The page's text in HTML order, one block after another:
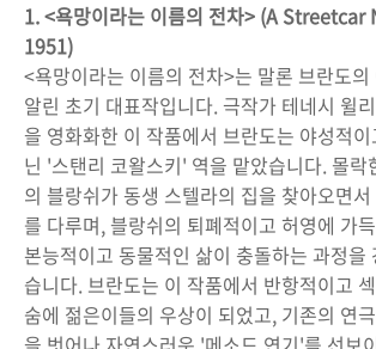
1. <욕망이라는 이름의 전차> (A
1951)
<욕망이라는 이름의 전차>는 말론 브란도의
알린 초기 대표작입니다. 극작가 테네시 윌
을 영화화한 이 작품에서 브란도는 야성적
닌 '스탠리 코왈스키' 역을 맡았습니다. 몰락
의 블랑쉬가 동생 스텔라의 집을 찾아오면
를 다루며, 블랑쉬의 퇴폐적이고 허영에 가
본능적이고 동물적인 삶이 충돌하는 과정을
습니다. 브란도는 이 작품에서 반항적이고
숨에 젊은이들의 우상이 되었고, 기존의 연